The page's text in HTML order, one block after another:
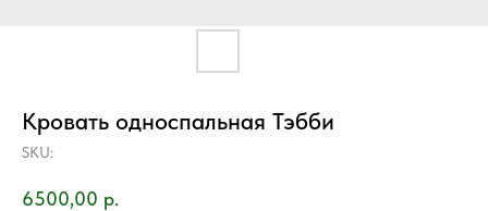
Кровать односпальная Тэбби
SKU:
6500,00 р.